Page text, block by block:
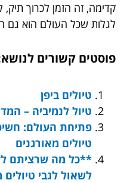
קדימה, זה הזמן לכרוך
לגלות שכל העולם הוא גם
פוסטים קשורים
טיולים ביפן
טיול לנמיביה –
פתיחת העולם:
טיולים מאורגנים
**כל מה שרציתם
לשאול לגבי